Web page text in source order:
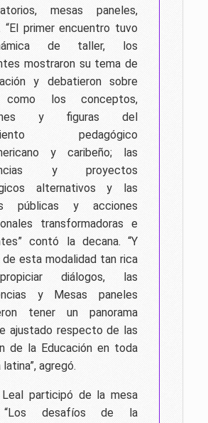
mesas paneles,
“El primer encuentro tuvo
de taller, los
mostraron su tema de
y debatieron sobre
como los conceptos,
y figuras del
pedagógico
y caribeño; las
y proyectos
alternativos y las
públicas y acciones
transformadoras e
contó la decana. “Y
de esta modalidad tan rica
diálogos, las
y Mesas paneles
tener un panorama
ajustado respecto de las
de la Educación en toda
latina”, agregó.
Leal participó de la mesa
“Los desafíos de la